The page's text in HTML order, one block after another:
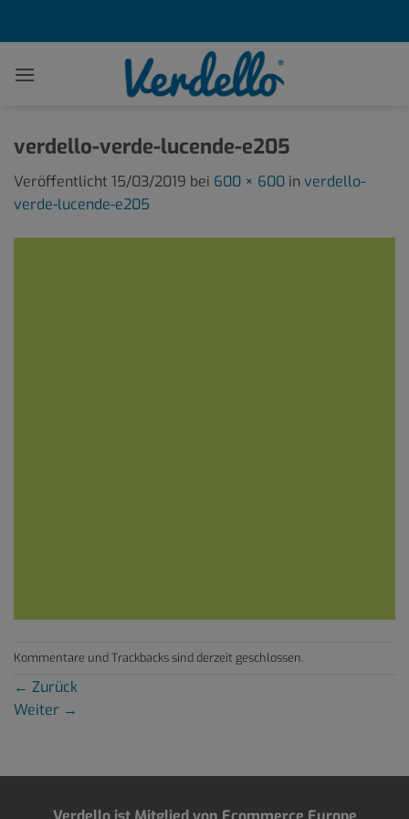
verdello-verde-lucende-e205
Veröffentlicht 15/03/2019 bei 600 × 600 in verdello-
verde-lucende-e205
Kommentare und Trackbacks sind derzeit geschlossen.
← Zurück
Weiter →